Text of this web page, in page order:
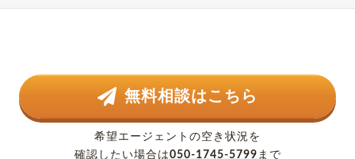
無料相談はこちら
希望エージェントの空き状況を
確認したい場合は050-1745-5799 まで